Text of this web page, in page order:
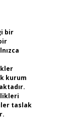
bir
kurum
taslak